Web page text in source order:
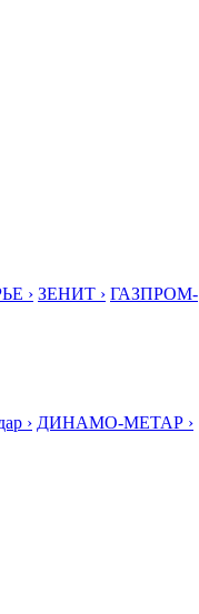
› ЗЕНИТ › ГАЗПРОМ-
› ДИНАМО-МЕТАР ›